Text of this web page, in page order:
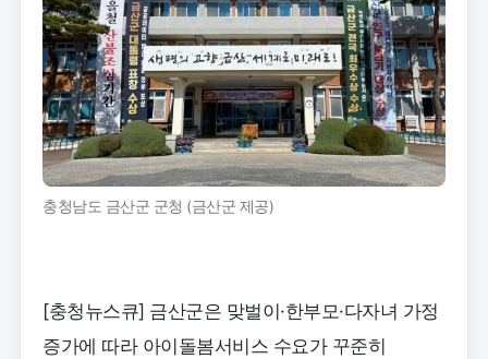
충청남도 금산군 군청 (금산군 제공)
[충청뉴스큐] 금산군은 맞벌이·한부모·다자녀 가정
증가에 따라 아이돌봄서비스 수요가 꾸준히